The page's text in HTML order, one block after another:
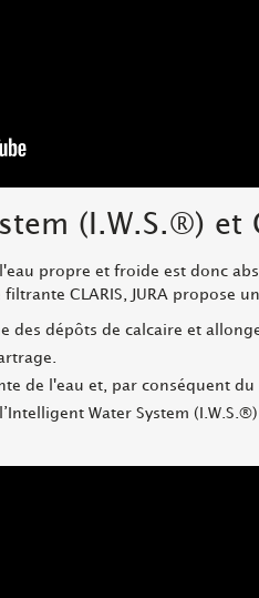
(I.W.S.®) et
l'eau propre et froide est donc
CLARIS, JURA propose
des dépôts de calcaire et
de l'eau et, par conséquent du
Water System